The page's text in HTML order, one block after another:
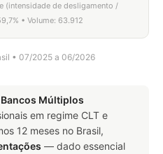
(intensidade de desligamento /
• Volume: 63.912
• 07/2025 a 06/2026
Bancos Múltiplos
em regime CLT e
12 meses no Brasil,
— dado essencial